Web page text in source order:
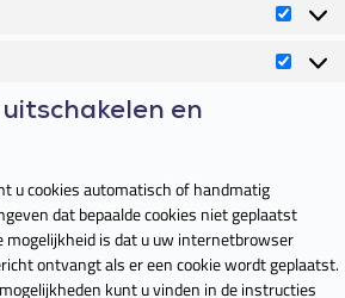
en
u cookies automatisch of handmatig
dat bepaalde cookies niet geplaatst
mogelijkheid is dat u uw internetbrowser
ontvangt als er een cookie wordt geplaatst.
kunt u vinden in de instructies